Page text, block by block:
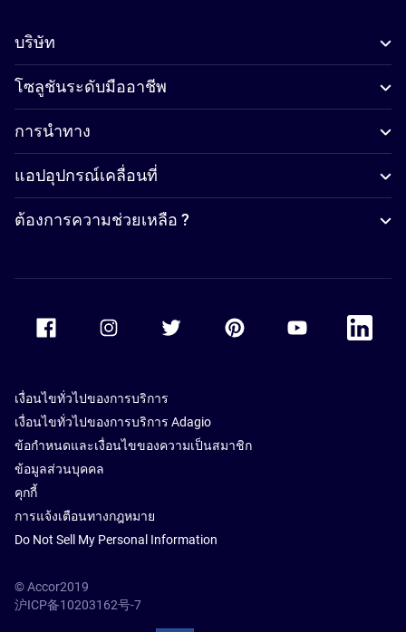
บริษัท
โซลูชันระดับมืออาชีพ
การนำทาง
แอปอุปกรณ์เคลื่อนที่
ต้องการความช่วยเหลือ ?
Accor Youtube
Accor
เงื่อนไขทั่วไปของการบริการ
เงื่อนไขทั่วไปของการบริการ Adagio
ข้อกำหนดและเงื่อนไขของความเป็นสมาชิก
ข้อมูลส่วนบุคคล
คุกกี้
การแจ้งเตือนทางกฎหมาย
Do Not Sell My Personal Information
© Accor2019
沪ICP备10203162号-7